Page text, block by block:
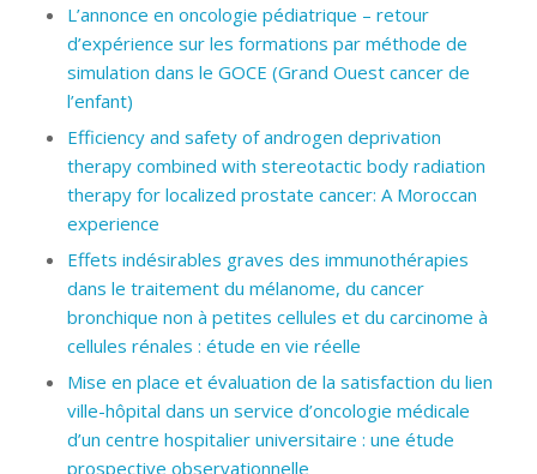
L’annonce en oncologie pédiatrique – retour
d’expérience sur les formations par méthode de
simulation dans le GOCE (Grand Ouest cancer de
l’enfant)
Efficiency and safety of androgen deprivation
therapy combined with stereotactic body radiation
therapy for localized prostate cancer: A Moroccan
experience
Effets indésirables graves des immunothérapies
dans le traitement du mélanome, du cancer
bronchique non à petites cellules et du carcinome à
cellules rénales : étude en vie réelle
Mise en place et évaluation de la satisfaction du lien
ville-hôpital dans un service d’oncologie médicale
d’un centre hospitalier universitaire : une étude
prospective observationnelle